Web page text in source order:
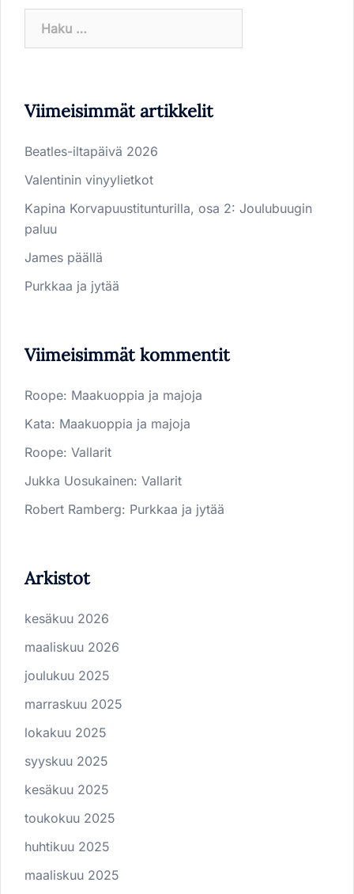
Viimeisimmät artikkelit
Beatles-iltapäivä 2026
Valentinin vinyylietkot
Kapina Korvapuustitunturilla, osa 2: Joulubuugin
paluu
James päällä
Purkkaa ja jytää
Viimeisimmät kommentit
Roope: Maakuoppia ja majoja
Kata: Maakuoppia ja majoja
Roope: Vallarit
Jukka Uosukainen: Vallarit
Robert Ramberg: Purkkaa ja jytää
Arkistot
kesäkuu 2026
maaliskuu 2026
joulukuu 2025
marraskuu 2025
lokakuu 2025
syyskuu 2025
kesäkuu 2025
toukokuu 2025
huhtikuu 2025
maaliskuu 2025